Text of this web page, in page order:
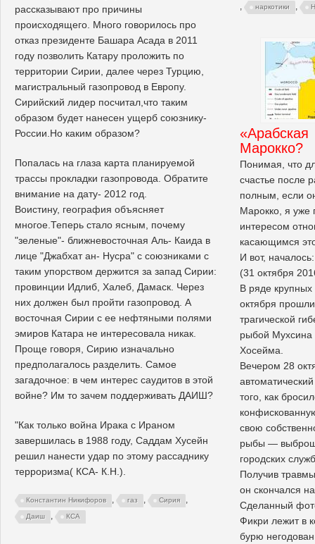
, наркотики ,
рассказывают про причины
происходящего. Много говорилось про
отказ президенте Башара Асада в 2011
году позволить Катару проложить по
территории Сирии, далее через Турцию,
магистральный газопровод в Европу.
Сирийский лидер посчитал,что таким
образом будет нанесен ущерб союзнику-
России.Но каким образом?
Попалась на глаза карта планируемой
трассы прокладки газопровода. Обратите
внимание на дату- 2012 год.
Воистину, география объясняет
многое.Теперь стало ясным, почему
"зеленые"- ближневосточная Аль- Каида в
лице "Джабхат ан- Нусра" с союзниками с
таким упорством держится за запад Сирии:
провинции Идлиб, Халеб, Дамаск. Через
них должен был пройти газопровод. А
восточная Сирии с ее нефтяными полями
эмиров Катара не интересовала никак.
Проще говоря, Сирию изначально
предполагалось разделить. Самое
загадочное: в чем интерес саудитов в этой
войне? Им то зачем поддерживать ДАИШ?
"Как только война Ирака с Ираном
завершилась в 1988 году, Саддам Хусейн
решил нанести удар по этому рассаднику
терроризма( КСА- К.Н.).
Константин Никифоров , газ , Сирия ,
Даиш , КСА
«Арабская
Марокко?
Понимая, что
счастье после
полным, если
Марокко, я уже
интересом
касающимся
И вот, началось:
(31 октября
В ряде
октября
трагической
рыбой Мухсина
Хосейма.
Вечером 28
того, как
свою
рыбы —
городских
Получив
он скончался
Сделанный
Фикри лежит в
бурю